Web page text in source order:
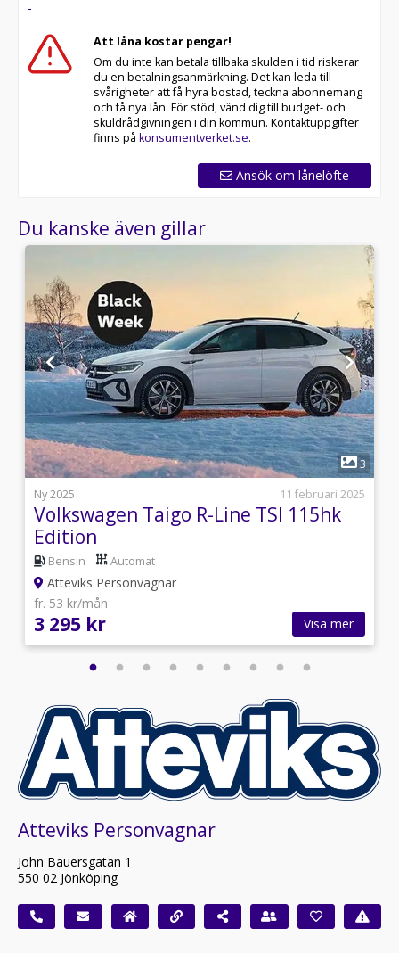
-
Att låna kostar pengar!
Om du inte kan betala tillbaka skulden i tid riskerar
du en betalningsanmärkning. Det kan leda till
svårigheter att få hyra bostad, teckna abonnemang
och få nya lån. För stöd, vänd dig till budget- och
skuldrådgivningen i din kommun. Kontaktuppgifter
finns på konsumentverket.se.
Ansök om lånelöfte
Du kanske även gillar
1
3
Ny 2025
11 februari 2025
Volkswagen Taigo R-Line TSI 115hk
Edition
Bensin Automat
Atteviks Personvagnar
fr. 53 kr/mån
3 295 kr Visa mer
Atteviks Personvagnar
John Bauersgatan 1
550 02 Jönköping